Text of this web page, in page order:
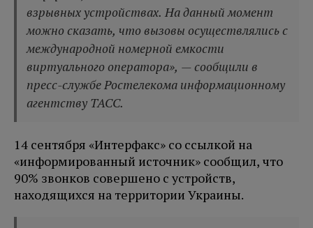
взрывных устройствах. На данный момент
можно сказать, что вызовы осуществлялись с
международной номерной емкости
виртуального оператора», — сообщили в
пресс-службе Ростелекома информационному
агентству ТАСС.
14 сентября «Интерфакс» со ссылкой на
«информированный источник» сообщил, что
90% звонков совершено с устройств,
находящихся на территории Украины.